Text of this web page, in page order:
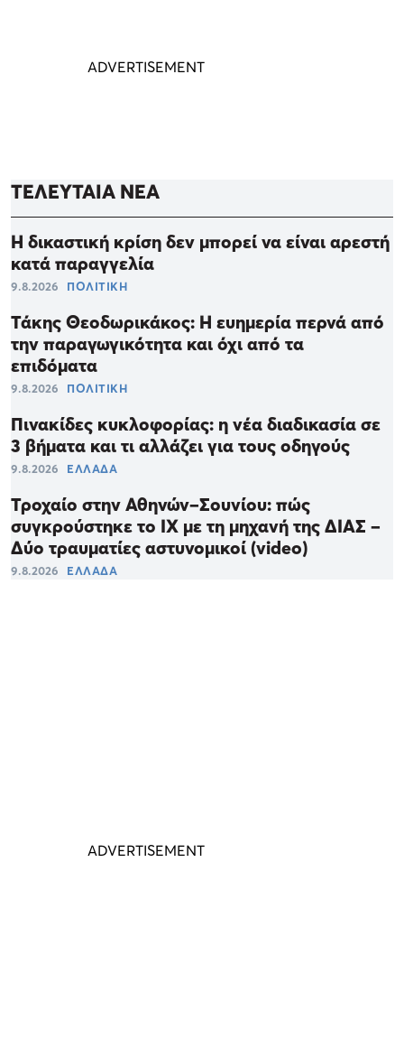
ΤΕΛΕΥΤΑΙΑ ΝΕΑ
Η δικαστική κρίση δεν μπορεί να είναι αρεστή
κατά παραγγελία
9.8.2026 ΠΟΛΙΤΙΚΗ
Τάκης Θεοδωρικάκος: Η ευημερία περνά από
την παραγωγικότητα και όχι από τα
επιδόματα
9.8.2026 ΠΟΛΙΤΙΚΗ
Πινακίδες κυκλοφορίας: η νέα διαδικασία σε
3 βήματα και τι αλλάζει για τους οδηγούς
9.8.2026 ΕΛΛΑΔΑ
Τροχαίο στην Αθηνών–Σουνίου: πώς
συγκρούστηκε το ΙΧ με τη μηχανή της ΔΙΑΣ –
Δύο τραυματίες αστυνομικοί (video)
9.8.2026 ΕΛΛΑΔΑ